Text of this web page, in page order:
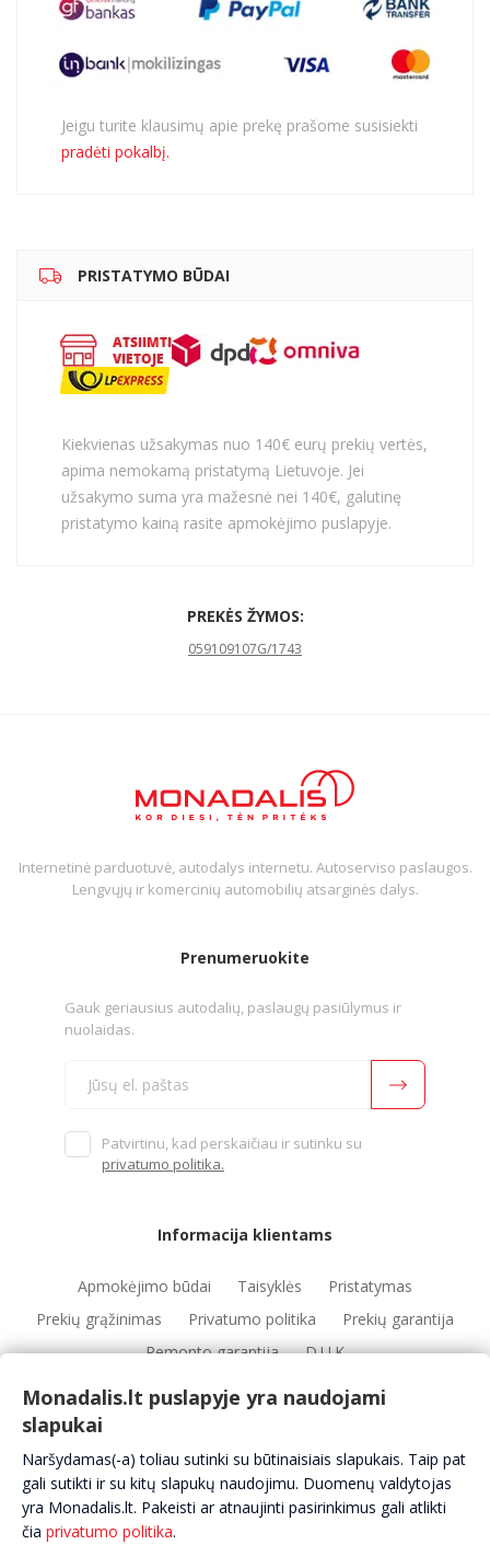
Jeigu turite klausimų apie prekę prašome susisiekti
pradėti pokalbį.
PRISTATYMO BŪDAI
Kiekvienas užsakymas nuo 140€ eurų prekių vertės,
apima nemokamą pristatymą Lietuvoje. Jei
užsakymo suma yra mažesnė nei 140€, galutinę
pristatymo kainą rasite apmokėjimo puslapyje.
PREKĖS ŽYMOS:
059109107G/1743
Internetinė parduotuvė, autodalys internetu. Autoserviso paslaugos.
Lengvųjų ir komercinių automobilių atsarginės dalys.
Prenumeruokite
Gauk geriausius autodalių, paslaugų pasiūlymus ir
nuolaidas.
Patvirtinu, kad perskaičiau ir sutinku su
privatumo politika.
Informacija klientams
Apmokėjimo būdai Taisyklės
Pristatymas
Prekių grąžinimas
Privatumo politika
Prekių garantija
Remonto garantija
D.U.K
Automobilių servisai Automobilių dalys
Apie mus
Kontaktai
Monadalis.lt puslapyje yra naudojami
slapukai
Naršydamas(-a) toliau sutinki su būtinaisiais slapukais. Taip pat
gali sutikti ir su kitų slapukų naudojimu. Duomenų valdytojas
yra Monadalis.lt. Pakeisti ar atnaujinti pasirinkimus gali atlikti
čia privatumo politika.